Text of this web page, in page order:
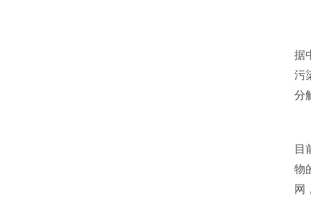
据
污
分
目
物
网